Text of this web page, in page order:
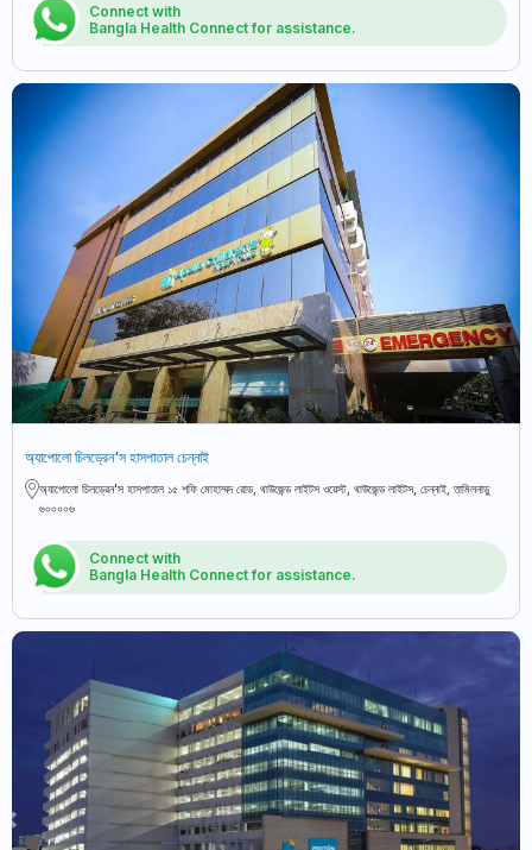
Connect with
Bangla Health Connect for assistance.
অ্যাপোলো চিলড্রেন'স হাসপাতাল চেন্নাই
অ্যাপোলো চিলড্রেন'স হাসপাতাল ১৫ শফি মোহাম্মদ রোড, থাউজেন্ড লাইটস ওয়েস্ট, থাউজেন্ড লাইটস, চেন্নাই, তামিলনাড়ু
৬০০০০৬
Connect with
Bangla Health Connect for assistance.